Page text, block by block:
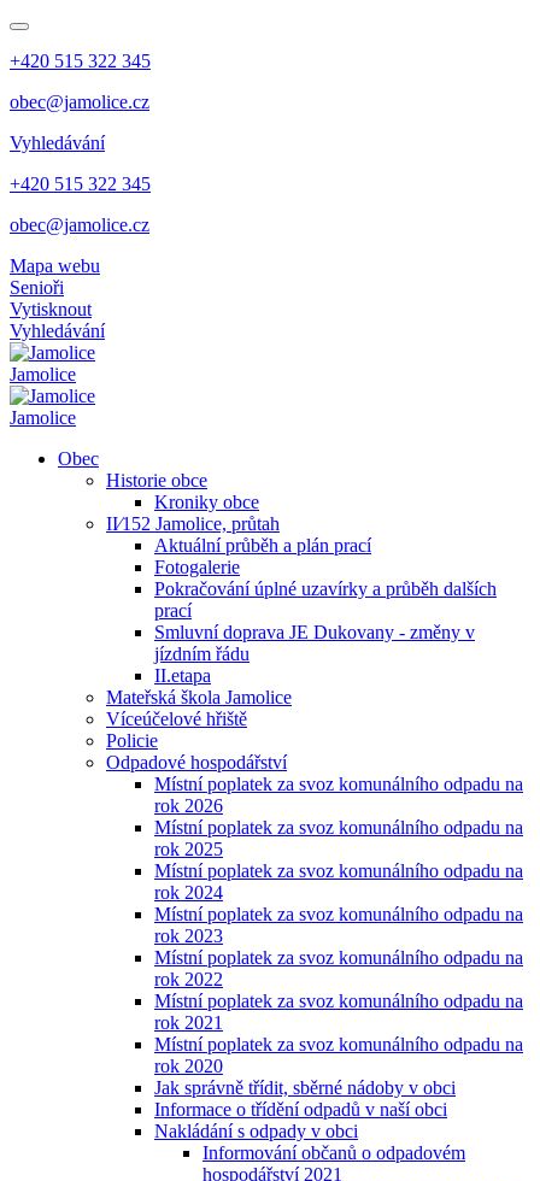
+420 515 322 345
obec@jamolice.cz
Vyhledávání
+420 515 322 345
obec@jamolice.cz
Mapa webu
Senioři
Vytisknout
Vyhledávání
Jamolice
Jamolice
Obec
Historie obce
Kroniky obce
II⁄152 Jamolice, průtah
Aktuální průběh a plán prací
Fotogalerie
Pokračování úplné uzavírky a průběh dalších
prací
Smluvní doprava JE Dukovany - změny v
jízdním řádu
II.etapa
Mateřská škola Jamolice
Víceúčelové hřiště
Policie
Odpadové hospodářství
Místní poplatek za svoz komunálního odpadu na
rok 2026
Místní poplatek za svoz komunálního odpadu na
rok 2025
Místní poplatek za svoz komunálního odpadu na
rok 2024
Místní poplatek za svoz komunálního odpadu na
rok 2023
Místní poplatek za svoz komunálního odpadu na
rok 2022
Místní poplatek za svoz komunálního odpadu na
rok 2021
Místní poplatek za svoz komunálního odpadu na
rok 2020
Jak správně třídit, sběrné nádoby v obci
Informace o třídění odpadů v naší obci
Nakládání s odpady v obci
Informování občanů o odpadovém
hospodářství 2021